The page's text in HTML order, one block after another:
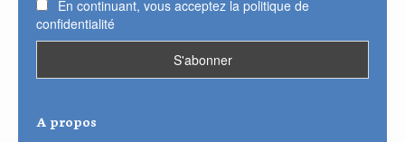
En continuant, vous acceptez la politique de
confidentialité
A propos